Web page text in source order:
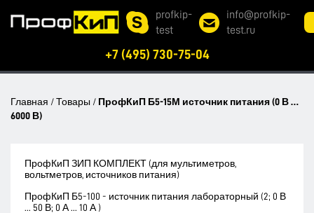
profkip-
test
info@profkip-
test.ru
+7 (495) 730-75-04
Главная / Товары / ПрофКиП Б5-15М источник питания (0 В …
6000 В)
ПрофКиП ЗИП КОМПЛЕКТ (для мультиметров,
вольтметров, источников питания)
ПрофКиП Б5-100 - источник питания лабораторный (2; 0 В
... 50 В; 0 А ... 10 А )